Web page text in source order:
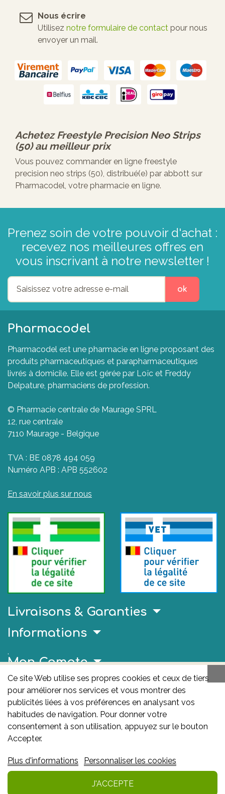
Nous écrire
Utilisez notre formulaire de contact pour nous
envoyer un mail.
AchetezFreestyle Precision Neo Strips
(50)au meilleur prix
Vous pouvez commander en ligne freestyle
precision neo strips (50), distribué(e) par abbott sur
Pharmacodel, votre pharmacie en ligne.
Prenez soin de votre pouvoir d'achat :
recevez nos meilleures offres en
vous inscrivant à notre newsletter !
ok
Pharmacodel
Pharmacodel est une pharmacie en ligne proposant des
produits pharmaceutiques et parapharmaceutiques
livrés à domicile. Elle est gérée par Loïc et Freddy
Delpature, pharmaciens de profession.
© Pharmacie centrale de Maurage SPRL
12, rue centrale
7110 Maurage - Belgique
TVA : BE 0878 494 059
Numéro APB : APB 552602
En savoir plus sur nous
Livraisons & Garanties
Ce site Web utilise ses propres cookies et ceux de tiers
pour améliorer nos services et vous montrer des
publicités liées à vos préférences en analysant vos
habitudes de navigation. Pour donner votre
consentement à son utilisation, appuyez sur le bouton
Accepter.
Plus d'informations Personnaliser les cookies
J'ACCEPTE
Informations
.
Mon Compte
Liens Utiles
AFMPS
L'AFMPS est l’autorité compétente en matière de
médicaments et de produits de santé en Belgique. Ce
médicaments et des produits de santé – afmps
Avenue Galilée 5/03 1210 Bruxelles